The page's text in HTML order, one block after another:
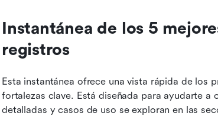
Instantánea de los 5
registros
Esta instantánea ofrece una vista rápida de los
fortalezas clave. Está diseñada para ayudarte a
detalladas y casos de uso se exploran en las